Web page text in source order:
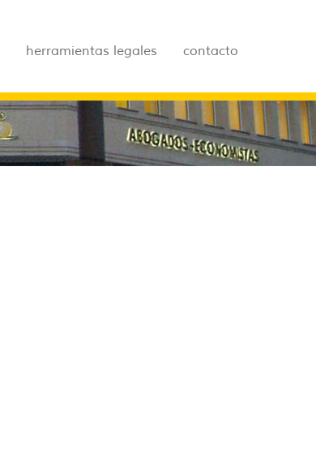
herramientas legales contacto